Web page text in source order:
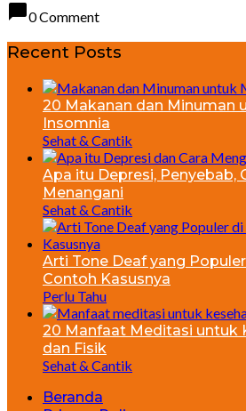
chat_bubble0 Comment
Recent Posts
20 Makanan dan Minuman
Insomnia
Sehat & Cantik
Apa itu Depresi, Penyebab,
Menangani
Sehat & Cantik
Arti Tone Deaf yang
Contoh Kasusnya
Perlu Tahu
20 Manfaat Meditasi untuk
dan Fisik
Sehat & Cantik
Beranda